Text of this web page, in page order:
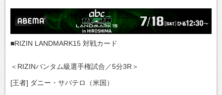
■RIZIN LANDMARK15 対戦カード
＜RIZINバンタム級選手権試合／5分3R＞
[王者] ダニー・サバテロ（米国）